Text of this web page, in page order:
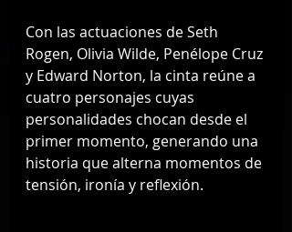
Con las actuaciones de Seth
Rogen, Olivia Wilde, Penélope Cruz
y Edward Norton, la cinta reúne a
cuatro personajes cuyas
personalidades chocan desde el
primer momento, generando una
historia que alterna momentos de
tensión, ironía y reflexión.